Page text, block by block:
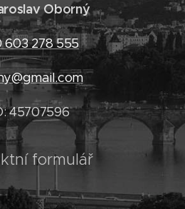
Oborný
603 278 555
45707596
formulář